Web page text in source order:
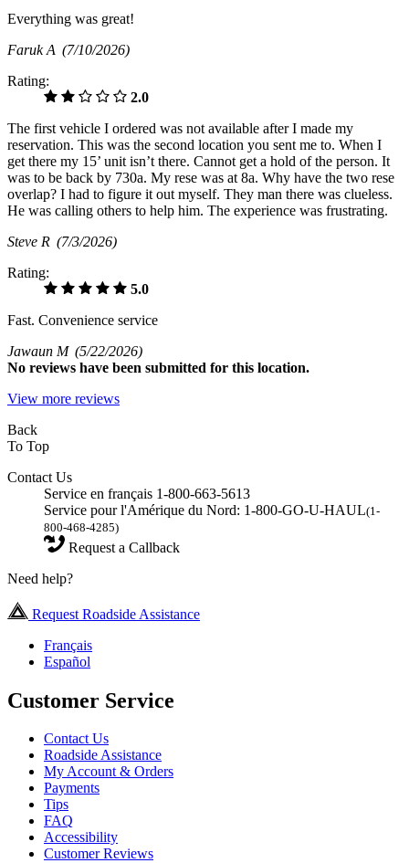
Everything was great!
Faruk A (7/10/2026)
Rating:
2.0
The first vehicle I ordered was not available after I made my
reservation. This was the second location you sent me to. When I
get there my 15’ unit isn’t there. Cannot get a hold of the person. It
was to be back by 730a. My rese was at 8a. Why have the two rese
overlap? I had to figure it out myself. They man there was clueless.
He was calling others to help him. The experience was frustrating.
Steve R (7/3/2026)
Rating:
5.0
Fast. Convenience service
Jawaun M (5/22/2026)
No reviews have been submitted for this location.
View more reviews
Back
To Top
Contact Us
Service en français 1-800-663-5613
Service pour l'Amérique du Nord: 1-800-GO-U-HAUL(1-
800-468-4285)
Request a Callback
Need help?
Request Roadside Assistance
Français
Español
Customer Service
Contact Us
Roadside Assistance
My Account & Orders
Payments
Tips
FAQ
Accessibility
Customer Reviews